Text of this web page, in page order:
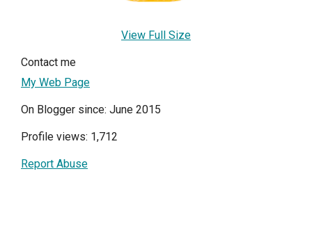
View Full Size
Contact me
My Web Page
On Blogger since: June 2015
Profile views: 1,712
Report Abuse